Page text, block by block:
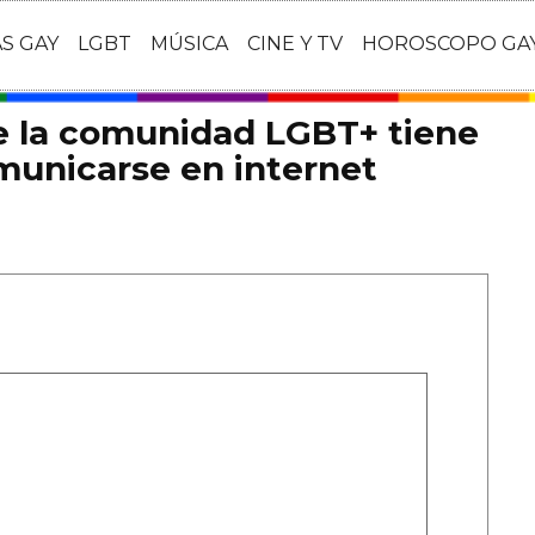
GAY LGBT MÚSICA CINE Y TV HOROSCOPO
comunidad LGBT+ tiene
en internet